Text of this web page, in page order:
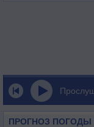
ПРОГНОЗ ПОГОДЫ